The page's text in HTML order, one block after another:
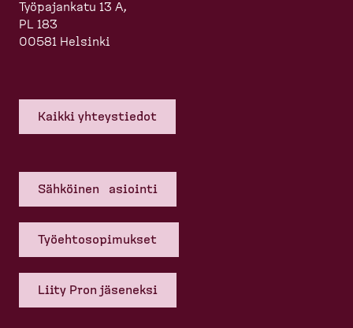
Työpajankatu 13 A,
PL 183
00581 Helsinki
Kaikki yhteys­tiedot
Sähköinen asiointi
Työehto­so­pi­mukset
Liity Pron jäseneksi